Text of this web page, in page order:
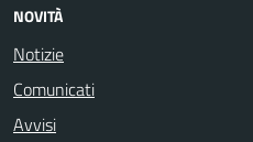
NOVITÀ
Notizie
Comunicati
Avvisi